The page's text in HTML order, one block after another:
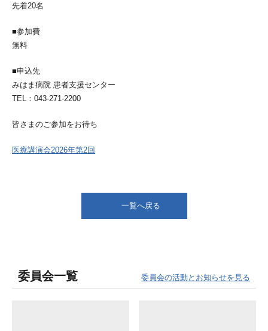
先着20名
■参加費
無料
■申込先
みはま病院 患者支援センター
TEL：043-271-2200
皆さまのご参加をお待ち
医療講演会2026年第2回
一覧へ戻る
委員会一覧 委員会の活動とお知らせを見る